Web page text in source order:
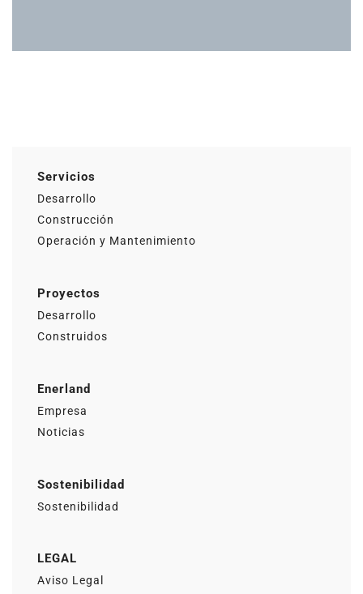
Servicios
Desarrollo
Construcción
Operación y Mantenimiento
Proyectos
Desarrollo
Construidos
Enerland
Empresa
Noticias
Sostenibilidad
Sostenibilidad
LEGAL
Aviso Legal